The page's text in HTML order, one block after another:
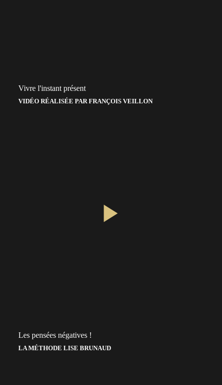
Vivre l'instant présent
VIDÉO RÉALISÉE PAR FRANÇOIS VEILLON
Les pensées négatives !
LA MÉTHODE LISE BRUNAUD